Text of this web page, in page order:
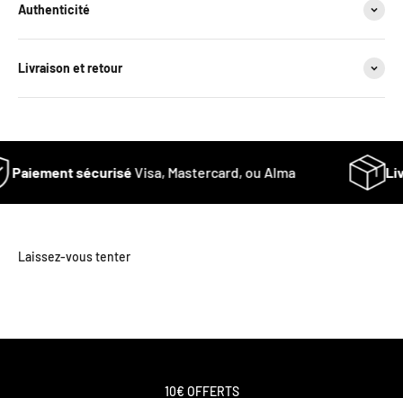
Authenticité
Livraison et retour
Paiement sécuriséVisa, Mastercard, ou Alma
10€ OFFERTS